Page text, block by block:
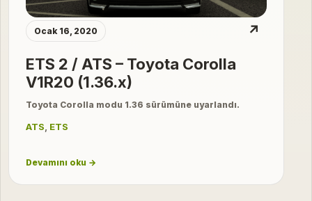
Ocak 16, 2020 ↗
ETS 2 / ATS – Toyota Corolla
V1R20 (1.36.x)
Toyota Corolla modu 1.36 sürümüne uyarlandı.
ATS, ETS
Devamını oku →